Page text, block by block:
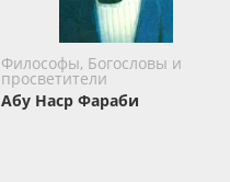
Философы, Богословы и
просветители
Абу Наср Фараби